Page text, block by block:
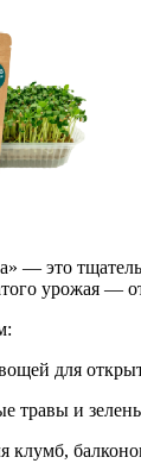
— это
урожая —
для
травы и зелень
клумб,